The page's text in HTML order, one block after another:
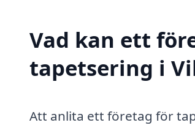
Vad kan ett
tapetsering i
Att anlita ett företag för